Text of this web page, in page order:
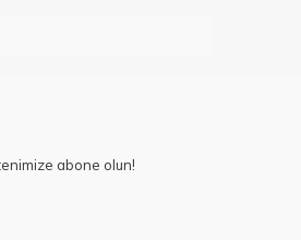
abone olun!